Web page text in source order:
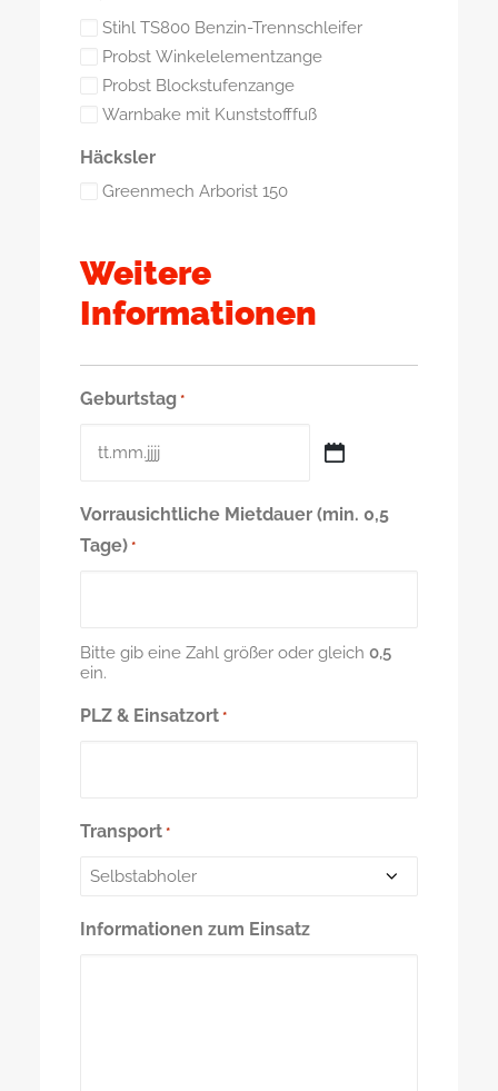
Stihl TS800 Benzin-Trennschleifer
Probst Winkelelementzange
Probst Blockstufenzange
Warnbake mit Kunststofffuß
Häcksler
Greenmech Arborist 150
Weitere
Informationen
Geburtstag *
Punkt
JJJJ
Vorrausichtliche Mietdauer (min. 0,5
Tage) *
Bitte gib eine Zahl größer oder gleich 0,5
ein.
PLZ & Einsatzort *
Transport *
Informationen zum Einsatz